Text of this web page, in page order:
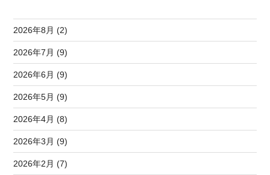
2026年8月 (2)
2026年7月 (9)
2026年6月 (9)
2026年5月 (9)
2026年4月 (8)
2026年3月 (9)
2026年2月 (7)